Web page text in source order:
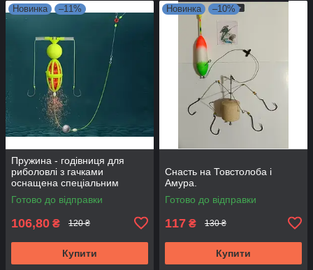
Новинка –11%
Пружина - годівниця для
риболовлі з гачками
оснащена спеціальним
грузилом №7
Готово до відправки
106,80 ₴ 120 ₴
Купити
Новинка –10%
Снасть на Товстолоба і
Амура.
Готово до відправки
117 ₴ 130 ₴
Купити